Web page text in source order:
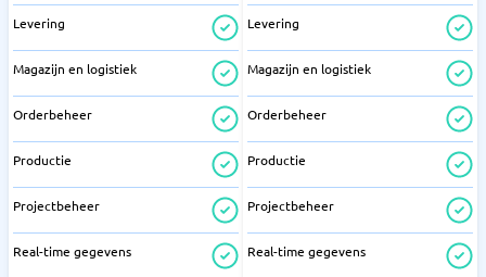
Levering
Magazijn en logistiek
Orderbeheer
Productie
Projectbeheer
Real-time gegevens
Levering
Magazijn en logistiek
Orderbeheer
Productie
Projectbeheer
Real-time gegevens